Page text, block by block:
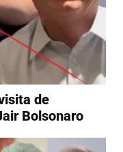
de
Bolsonaro